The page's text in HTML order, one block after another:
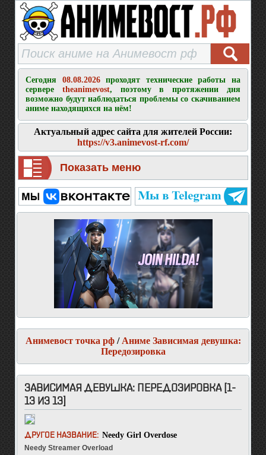
Сегодня 08.08.2026проходят технические работы на
сервере theanimevost, поэтому в протяжении дня
возможно будут наблюдаться проблемы со скачиванием
аниме находящихся на нём!
Актуальный адрес сайта для жителей России:
https://v3.animevost-rf.com/
Показать меню
Анимевост точка рф/ Аниме Зависимая девушка:
Передозировка
ЗАВИСИМАЯ ДЕВУШКА: ПЕРЕДОЗИРОВКА [1-
13 ИЗ 13]
ДРУГОЕ НАЗВАНИЕ: Needy Girl Overdose
Needy Streamer Overload